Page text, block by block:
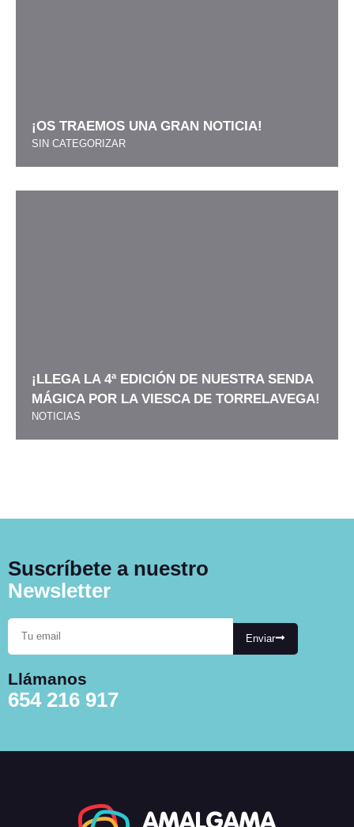
¡OS TRAEMOS UNA GRAN NOTICIA!
SIN CATEGORIZAR
¡LLEGA LA 4ª EDICIÓN DE NUESTRA SENDA
MÁGICA POR LA VIESCA DE TORRELAVEGA!
NOTICIAS
Suscríbete a nuestro
Newsletter
Enviar
Llámanos
654 216 917